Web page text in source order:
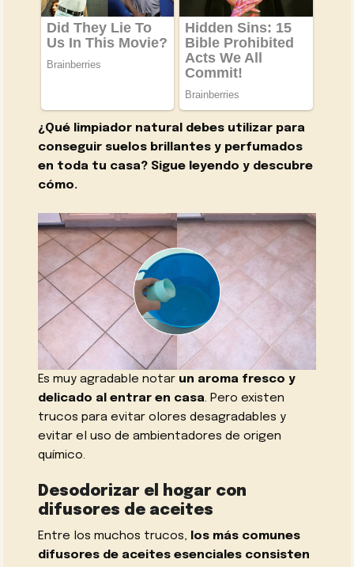
¿Qué limpiador natural debes utilizar para
conseguir suelos brillantes y perfumados
en toda tu casa? Sigue leyendo y descubre
cómo.
Es muy agradable notar un aroma fresco y
delicado al entrar en casa. Pero existen
trucos para evitar olores desagradables y
evitar el uso de ambientadores de origen
químico.
Desodorizar el hogar con
difusores de aceites
Entre los muchos trucos, los más comunes
difusores de aceites esenciales consisten